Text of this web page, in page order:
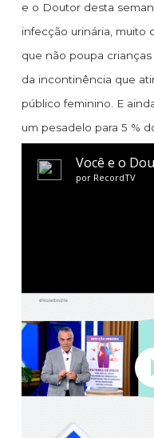
e o Doutor desta
infecção urinária, muito
que não poupa
da incontinência que
público feminino. E
um pesadelo para 5 %